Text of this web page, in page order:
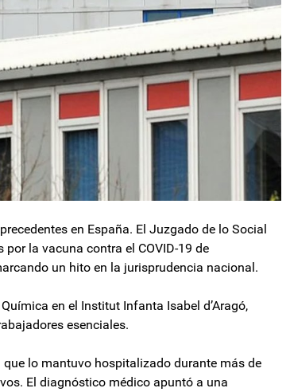
en España. El Juzgado de lo Social
la vacuna contra el COVID-19 de
un hito en la jurisprudencia nacional.
en el Institut Infanta Isabel d’Aragó,
esenciales.
lo mantuvo hospitalizado durante más de
El diagnóstico médico apuntó a una